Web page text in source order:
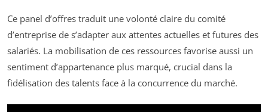
Ce panel d’offres traduit une volonté claire du comité
d’entreprise de s’adapter aux attentes actuelles et futures des
salariés. La mobilisation de ces ressources favorise aussi un
sentiment d’appartenance plus marqué, crucial dans la
fidélisation des talents face à la concurrence du marché.